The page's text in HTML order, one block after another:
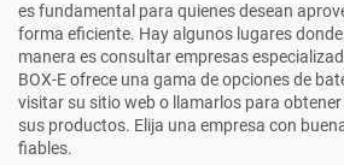
es fundamental para quienes desean
forma eficiente. Hay algunos lugares
manera es consultar empresas
BOX-E ofrece una gama de opciones de
visitar su sitio web o llamarlos para
sus productos. Elija una empresa con
fiables.